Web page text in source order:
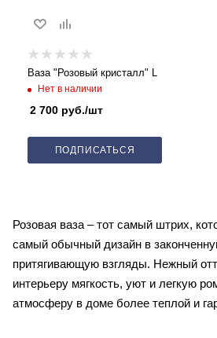
Ваза "Розовый кристалл" L
Нет в наличии
2 700 руб./шт
ПОДПИСАТЬСЯ
Розовая ваза – тот самый штрих,
самый обычный дизайн в
притягивающую взгляды. Нежный
интерьеру мягкость, уют и легкую
атмосферу в доме более теплой и